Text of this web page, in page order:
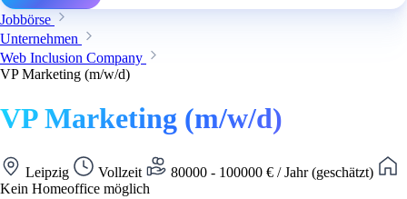
Jobbörse
Unternehmen
Web Inclusion Company
VP Marketing (m/w/d)
VP Marketing (m/w/d)
Leipzig Vollzeit
80000 - 100000 € / Jahr (geschätzt)
Kein Homeoffice möglich